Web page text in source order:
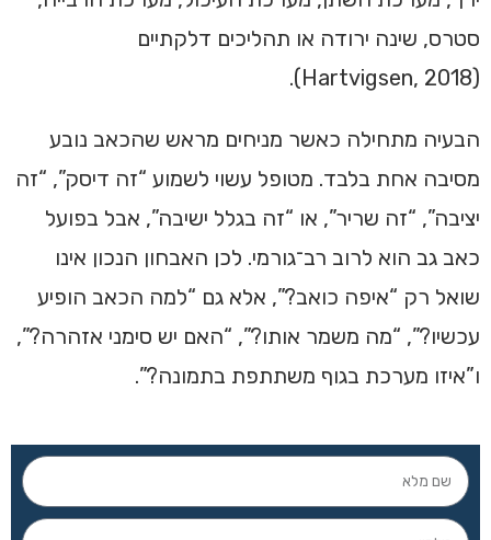
סטרס, שינה ירודה או תהליכים דלקתיים
(Hartvigsen, 2018).
הבעיה מתחילה כאשר מניחים מראש שהכאב נובע
מסיבה אחת בלבד. מטופל עשוי לשמוע “זה דיסק”, “זה
יציבה”, “זה שריר”, או “זה בגלל ישיבה”, אבל בפועל
כאב גב הוא לרוב רב־גורמי. לכן האבחון הנכון אינו
שואל רק “איפה כואב?”, אלא גם “למה הכאב הופיע
עכשיו?”, “מה משמר אותו?”, “האם יש סימני אזהרה?”,
ו”איזו מערכת בגוף משתתפת בתמונה?”.